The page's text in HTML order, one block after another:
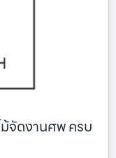
จัดงานศพ ครบ